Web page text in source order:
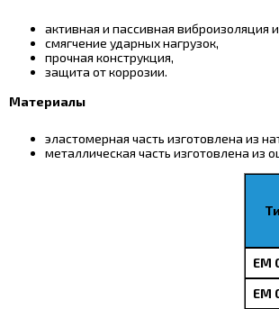
активная и пассивная виброизоляция
смягчение ударных нагрузок,
прочная конструкция,
защита от коррозии.
Материалы
эластомерная часть изготовлена из
металлическая часть изготовлена из
EM
EM